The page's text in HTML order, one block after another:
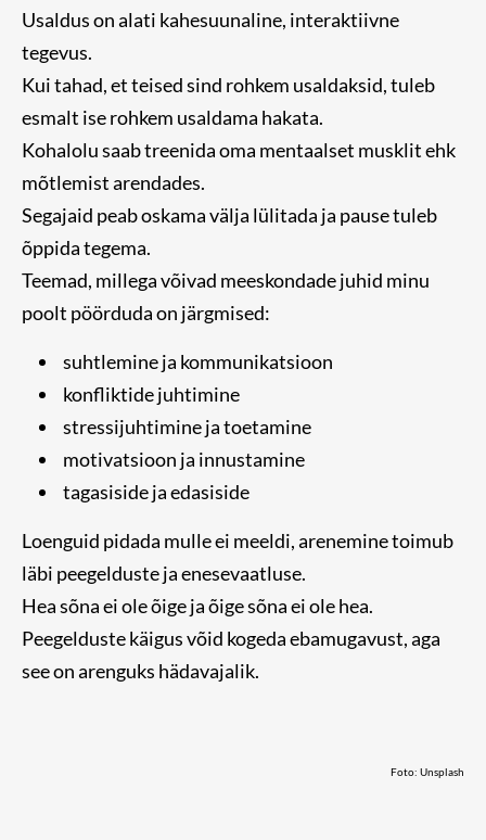
Usaldus on alati kahesuunaline, interaktiivne
tegevus.
Kui tahad, et teised sind rohkem usaldaksid, tuleb
esmalt ise rohkem usaldama hakata.
Kohalolu saab treenida oma mentaalset musklit ehk
mõtlemist arendades.
Segajaid peab oskama välja lülitada ja pause tuleb
õppida tegema.
Teemad, millega võivad meeskondade juhid minu
poolt pöörduda on järgmised:
suhtlemine ja kommunikatsioon
konfliktide juhtimine
stressijuhtimine ja toetamine
motivatsioon ja innustamine
tagasiside ja edasiside
Loenguid pidada mulle ei meeldi, arenemine toimub
läbi peegelduste ja enesevaatluse.
Hea sõna ei ole õige ja õige sõna ei ole hea.
Peegelduste käigus võid kogeda ebamugavust, aga
see on arenguks hädavajalik.
Foto: Unsplash